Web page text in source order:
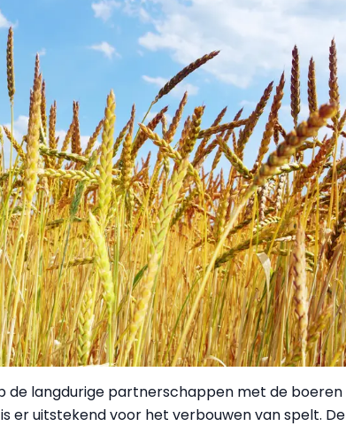
de langdurige partnerschappen met de boeren
er uitstekend voor het verbouwen van spelt. De